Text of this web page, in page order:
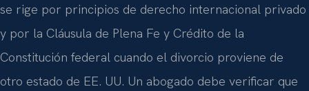
se rige por principios de derecho internacional privado
y por la Cláusula de Plena Fe y Crédito de la
Constitución federal cuando el divorcio proviene de
otro estado de EE. UU. Un abogado debe verificar que